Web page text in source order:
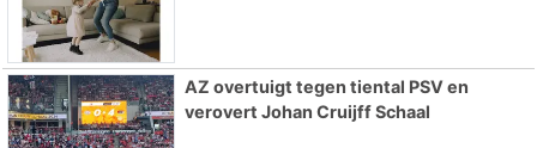
AZ overtuigt tegen tiental PSV en
verovert Johan Cruijff Schaal